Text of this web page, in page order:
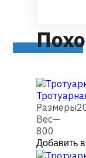
Размеры
Вес—
800
Добавить